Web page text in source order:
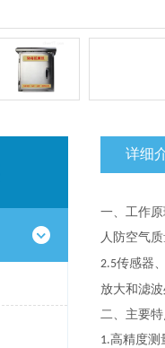
详细
一、工作
人防空气
2.5传感器
放大和滤
二、主要
1.高精度测